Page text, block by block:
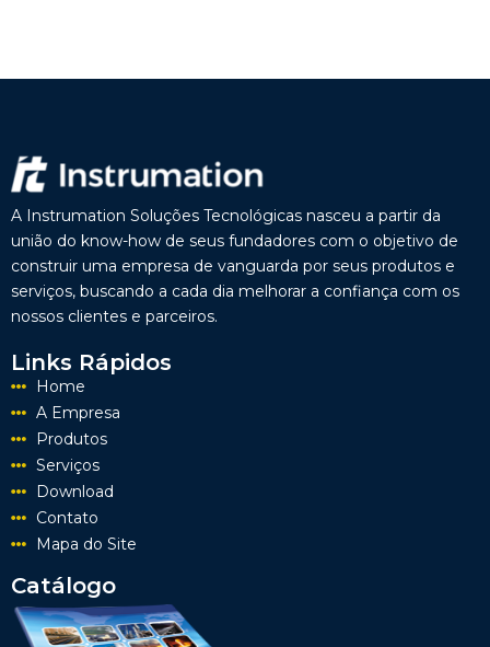
A Instrumation Soluções Tecnológicas nasceu a partir da
união do know-how de seus fundadores com o objetivo de
construir uma empresa de vanguarda por seus produtos e
serviços, buscando a cada dia melhorar a confiança com os
nossos clientes e parceiros.
Links Rápidos
Home
A Empresa
Produtos
Serviços
Download
Contato
Mapa do Site
Catálogo